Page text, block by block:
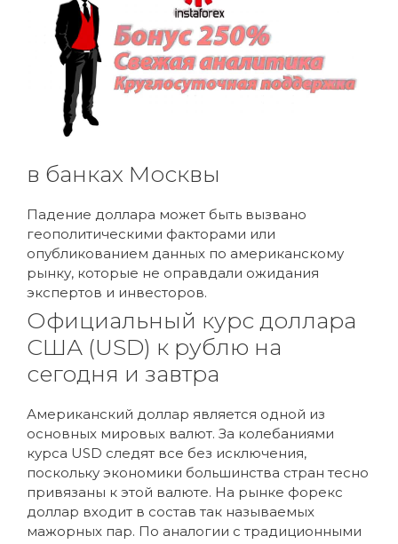
в банках Москвы
Падение доллара может быть вызвано
геополитическими факторами или
опубликованием данных по американскому
рынку, которые не оправдали ожидания
экспертов и инвесторов.
Официальный курс доллара
США (USD) к рублю на
сегодня и завтра
Американский доллар является одной из
основных мировых валют. За колебаниями
курса USD следят все без исключения,
поскольку экономики большинства стран тесно
привязаны к этой валюте. На рынке форекс
доллар входит в состав так называемых
мажорных пар. По аналогии с традиционными